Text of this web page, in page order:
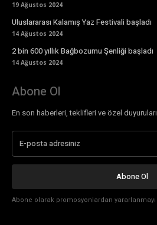
19 Ağustos 2024
Uluslararası Kalamış Yaz Festivali başladı
14 Ağustos 2024
2 bin 600 yıllık Bağbozumu Şenliği başladı
14 Ağustos 2024
Abone Ol
En son haberleri, teklifleri ve özel
Abone Ol
Abone olarak promosyonlardan